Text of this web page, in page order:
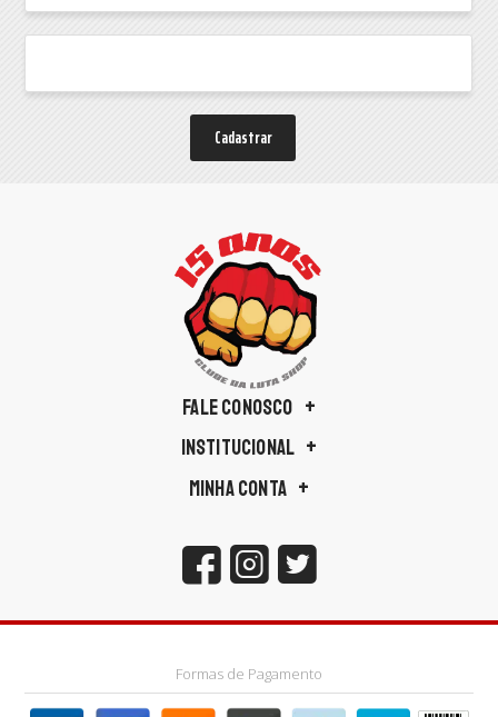
Cadastrar
FALE CONOSCO
INSTITUCIONAL
MINHA CONTA
Formas de Pagamento